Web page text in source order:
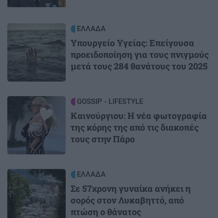
Image ΕΛΛΑΔΑ
Υπουργείο Υγείας: Επείγουσα
προειδοποίηση για τους πνιγμούς
μετά τους 284 θανάτους του 2025
Image GOSSIP - LIFESTYLE
Καινούργιου: Η νέα φωτογραφία
της κόρης της από τις διακοπές
τους στην Πάρο
Image ΕΛΛΑΔΑ
Σε 57χρονη γυναίκα ανήκει η
σορός στον Λυκαβηττό, από
πτώση ο θάνατος